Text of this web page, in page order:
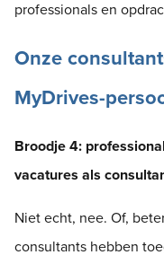
professionals en
Onze
MyDrives-
Broodje 4:
vacatures als
Niet echt, nee. Of,
consultants hebben